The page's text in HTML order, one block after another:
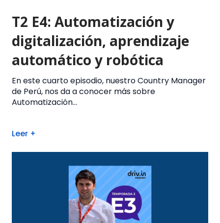
T2 E4: Automatización y
digitalización, aprendizaje
automático y robótica
En este cuarto episodio, nuestro Country Manager
de Perú, nos da a conocer más sobre
Automatización...
Leer +